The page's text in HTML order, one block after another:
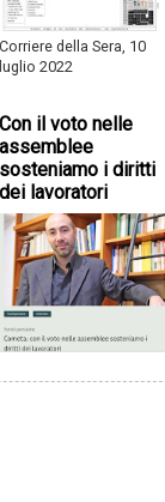
Corriere della Sera, 10
luglio 2022
Con il voto nelle
assemblee
sosteniamo i diritti
dei lavoratori